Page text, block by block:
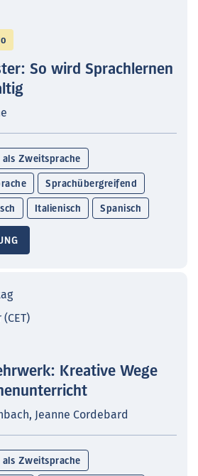
So wird Sprachlernen
als Zweitsprache
Sprachübergreifend
Italienisch Spanisch
Kreative Wege
Jeanne Cordebard
als Zweitsprache